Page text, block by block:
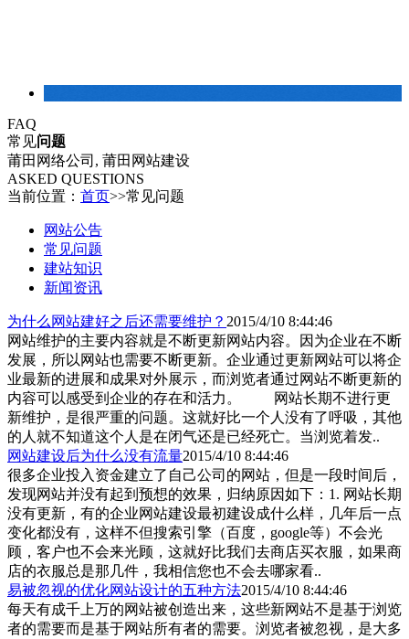
FAQ
常见问题
莆田网络公司, 莆田网站建设
ASKED QUESTIONS
当前位置： 首页>>常见问题
网站公告
常见问题
建站知识
新闻资讯
为什么网站建好之后还需要维护？ 2015/4/10 8:44:46
网站维护的主要内容就是不断更新网站内容。因为企业在不断
发展，所以网站也需要不断更新。企业通过更新网站可以将企
业最新的进展和成果对外展示，而浏览者通过网站不断更新的
内容可以感受到企业的存在和活力。 网站长期不进行更
新维护，是很严重的问题。这就好比一个人没有了呼吸，其他
的人就不知道这个人是在闭气还是已经死亡。当浏览着发..
网站建设后为什么没有流量2015/4/10 8:44:46
很多企业投入资金建立了自己公司的网站，但是一段时间后，
发现网站并没有起到预想的效果，归纳原因如下：1. 网站长期
没有更新，有的企业网站建设最初建设成什么样，几年后一点
变化都没有，这样不但搜索引擎（百度，google等）不会光
顾，客户也不会来光顾，这就好比我们去商店买衣服，如果商
店的衣服总是那几件，我相信您也不会去哪家看..
易被忽视的优化网站设计的五种方法2015/4/10 8:44:46
每天有成千上万的网站被创造出来，这些新网站不是基于浏览
者的需要而是基于网站所有者的需要。浏览者被忽视，是大多